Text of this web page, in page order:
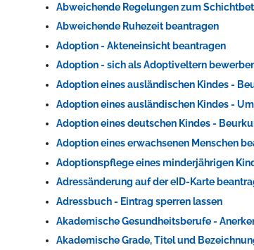
Abweichende Regelungen zum
Abweichende Ruhezeit beantragen
Adoption - Akteneinsicht beantragen
Adoption - sich als Adoptiveltern
Adoption eines ausländischen Kindes -
Adoption eines ausländischen Kindes -
Adoption eines deutschen Kindes -
Adoption eines erwachsenen Menschen
Adoptionspflege eines minderjährigen
Adressänderung auf der eID-Karte
Adressbuch - Eintrag sperren lassen
Akademische Gesundheitsberufe -
Akademische Grade, Titel und